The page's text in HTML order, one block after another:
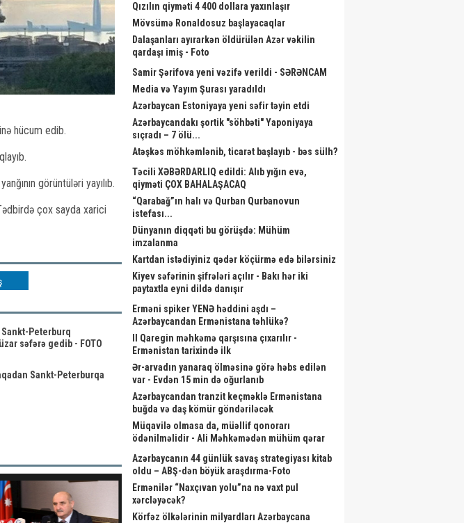
hücum edib.
görüntüləri yayılıb.
çox sayda xarici
Peterburq
səfərə gedib - FOTO
Sankt-Peterburqa
Qızılın qiyməti 4 400 dollara yaxınlaşır
Mövsümə Ronaldosuz başlayacaqlar
Dalaşanları ayırarkən öldürülən Azər vəkilin
qardaşı imiş - Foto
Samir Şərifova yeni vəzifə verildi - SƏRƏNCAM
Media və Yayım Şurası yaradıldı
Azərbaycan Estoniyaya yeni səfir təyin etdi
Azərbaycandakı şortik "söhbəti" Yaponiyaya
sıçradı – 7 ölü...
Atəşkəs möhkəmlənib, ticarət başlayıb - bəs sülh?
Təcili XƏBƏRDARLIQ edildi: Alıb yığın evə,
qiyməti ÇOX BAHALAŞACAQ
“Qarabağ”ın halı və Qurban Qurbanovun
istefası...
Dünyanın diqqəti bu görüşdə: Mühüm
imzalanma
Kartdan istədiyiniz qədər köçürmə edə bilərsiniz
Kiyev səfərinin şifrələri açılır - Bakı hər iki
paytaxtla eyni dildə danışır
Erməni spiker YENƏ həddini aşdı –
Azərbaycandan Ermənistana təhlükə?
II Qaregin məhkəmə qarşısına çıxarılır -
Ermənistan tarixində ilk
Ər-arvadın yanaraq ölməsinə görə həbs edilən
var - Evdən 15 min də oğurlanıb
Azərbaycandan tranzit keçməklə Ermənistana
buğda və daş kömür göndəriləcək
Müqavilə olmasa da, müəllif qonorarı
ödənilməlidir - Ali Məhkəmədən mühüm qərar
Azərbaycanın 44 günlük savaş strategiyası kitab
oldu – ABŞ-dən böyük araşdırma-Foto
Ermənilər “Naxçıvan yolu”na nə vaxt pul
xərcləyəcək?
Körfəz ölkələrinin milyardları Azərbaycana